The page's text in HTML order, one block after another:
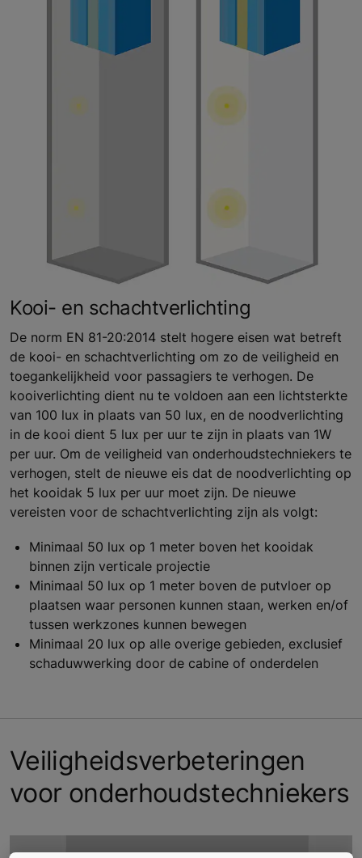
Kooi- en schachtverlichting
De norm EN 81-20:2014 stelt hogere eisen wat betreft
de kooi- en schachtverlichting om zo de veiligheid en
toegankelijkheid voor passagiers te verhogen. De
kooiverlichting dient nu te voldoen aan een lichtsterkte
van 100 lux in plaats van 50 lux, en de noodverlichting
in de kooi dient 5 lux per uur te zijn in plaats van 1W
per uur. Om de veiligheid van onderhoudstechniekers te
verhogen, stelt de nieuwe eis dat de noodverlichting op
het kooidak 5 lux per uur moet zijn. De nieuwe
vereisten voor de schachtverlichting zijn als volgt:
Minimaal 50 lux op 1 meter boven het kooidak
binnen zijn verticale projectie
Minimaal 50 lux op 1 meter boven de putvloer op
plaatsen waar personen kunnen staan, werken en/of
tussen werkzones kunnen bewegen
Minimaal 20 lux op alle overige gebieden, exclusief
schaduwwerking door de cabine of onderdelen
Veiligheidsverbeteringen
voor onderhoudstechniekers